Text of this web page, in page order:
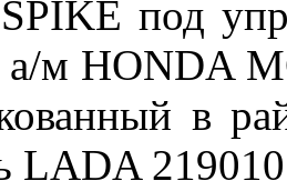
под
а/м HONDA
в
LADA